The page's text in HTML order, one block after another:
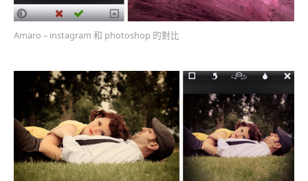
Amaro – instagram 和 photoshop 的對比